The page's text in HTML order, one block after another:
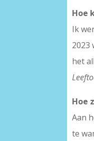
Hoe
Ik
2023
het
Hoe
Aan
te